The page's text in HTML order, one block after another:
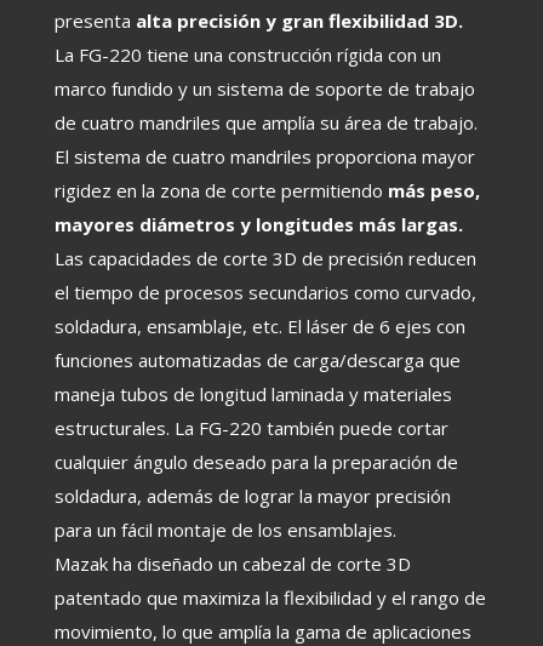
presenta alta precisión y gran flexibilidad 3D.
La FG-220 tiene una construcción rígida con un
marco fundido y un sistema de soporte de trabajo
de cuatro mandriles que amplía su área de trabajo.
El sistema de cuatro mandriles proporciona mayor
rigidez en la zona de corte permitiendo más peso,
mayores diámetros y longitudes más largas.
Las capacidades de corte 3D de precisión reducen
el tiempo de procesos secundarios como curvado,
soldadura, ensamblaje, etc. El láser de 6 ejes con
funciones automatizadas de carga/descarga que
maneja tubos de longitud laminada y materiales
estructurales. La FG-220 también puede cortar
cualquier ángulo deseado para la preparación de
soldadura, además de lograr la mayor precisión
para un fácil montaje de los ensamblajes.
Mazak ha diseñado un cabezal de corte 3D
patentado que maximiza la flexibilidad y el rango de
movimiento, lo que amplía la gama de aplicaciones